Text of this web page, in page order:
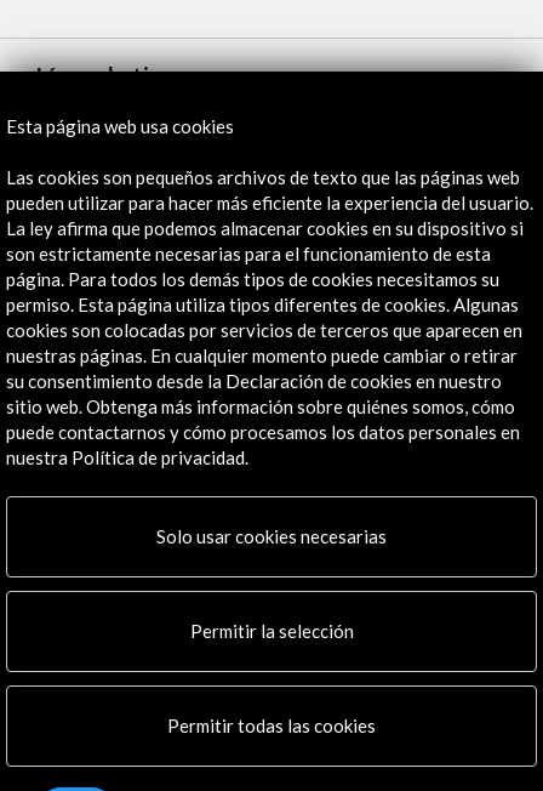
Línea de tiempo
México)
Mexico D.F., México
Recibe las últimas NOVEDADES
Suscríbete a nuestro boletín digital Ver último boletín
ALERTAS
AC/E
Contacta
Esta página web usa cookies
Las cookies son pequeños archivos de texto que las páginas web
pueden utilizar para hacer más eficiente la experiencia del usuario.
La ley afirma que podemos almacenar cookies en su dispositivo si
son estrictamente necesarias para el funcionamiento de esta
página. Para todos los demás tipos de cookies necesitamos su
permiso. Esta página utiliza tipos diferentes de cookies. Algunas
cookies son colocadas por servicios de terceros que aparecen en
nuestras páginas. En cualquier momento puede cambiar o retirar
su consentimiento desde la Declaración de cookies en nuestro
sitio web. Obtenga más información sobre quiénes somos, cómo
puede contactarnos y cómo procesamos los datos personales en
nuestra Política de privacidad.
Solo usar cookies necesarias
Permitir la selección
Permitir todas las cookies